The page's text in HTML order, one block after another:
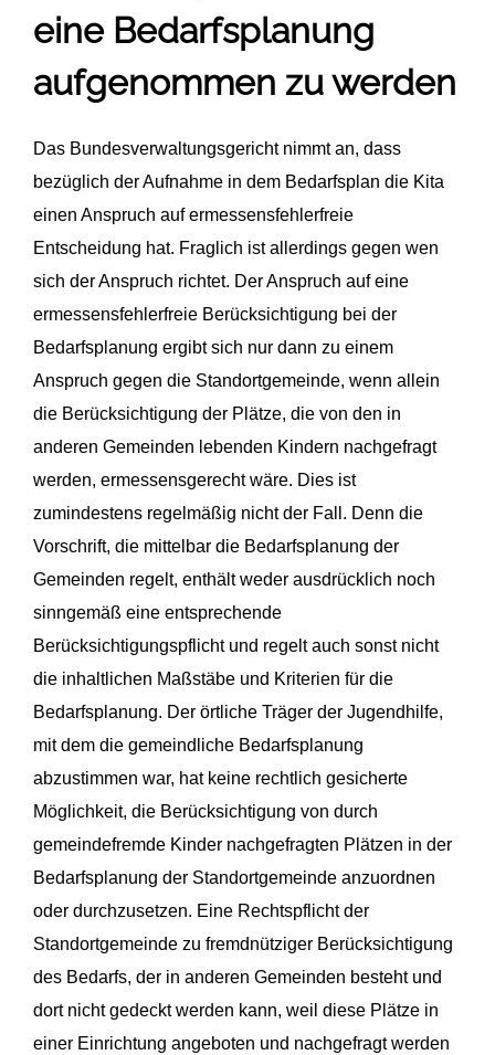
eine Bedarfsplanung
aufgenommen zu werden
Das Bundesverwaltungsgericht nimmt an, dass
bezüglich der Aufnahme in dem Bedarfsplan die Kita
einen Anspruch auf ermessensfehlerfreie
Entscheidung hat. Fraglich ist allerdings gegen wen
sich der Anspruch richtet. Der Anspruch auf eine
ermessensfehlerfreie Berücksichtigung bei der
Bedarfsplanung ergibt sich nur dann zu einem
Anspruch gegen die Standortgemeinde, wenn allein
die Berücksichtigung der Plätze, die von den in
anderen Gemeinden lebenden Kindern nachgefragt
werden, ermessensgerecht wäre. Dies ist
zumindestens regelmäßig nicht der Fall. Denn die
Vorschrift, die mittelbar die Bedarfsplanung der
Gemeinden regelt, enthält weder ausdrücklich noch
sinngemäß eine entsprechende
Berücksichtigungspflicht und regelt auch sonst nicht
die inhaltlichen Maßstäbe und Kriterien für die
Bedarfsplanung. Der örtliche Träger der Jugendhilfe,
mit dem die gemeindliche Bedarfsplanung
abzustimmen war, hat keine rechtlich gesicherte
Möglichkeit, die Berücksichtigung von durch
gemeindefremde Kinder nachgefragten Plätzen in der
Bedarfsplanung der Standortgemeinde anzuordnen
oder durchzusetzen. Eine Rechtspflicht der
Standortgemeinde zu fremdnütziger Berücksichtigung
des Bedarfs, der in anderen Gemeinden besteht und
dort nicht gedeckt werden kann, weil diese Plätze in
einer Einrichtung angeboten und nachgefragt werden